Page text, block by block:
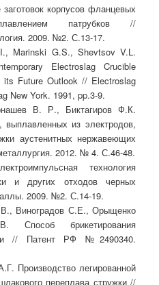
корпусов фланцевых
патрубков //
2009. №2. С.13-17.
Marinski G.S., Shevtsov V.L.
Electroslag Crucible
Future Outlook // Electroslag
New York. 1991, pp.3-9.
В. Р., Биктагиров Ф.К.
из электродов,
аустенитных нержавеющих
2012. № 4. С.46-48.
технология
и других отходов черных
2009. №2. С.14-19.
Виноградов С.Е., Орыщенко
брикетирования
// Патент РФ №2490340.
Производство легированной
переплава стружки //